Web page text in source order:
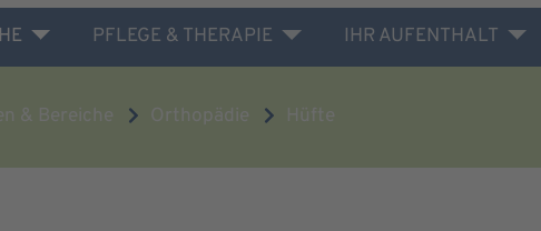
PFLEGE & THERAPIE IHR AUFENTHALT
& Bereiche Orthopädie Hüfte